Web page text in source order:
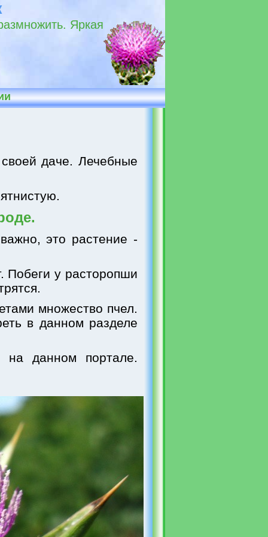
Яркая
даче. Лечебные
это растение -
Побеги у расторопши
множество пчел.
в данном разделе
на данном портале.